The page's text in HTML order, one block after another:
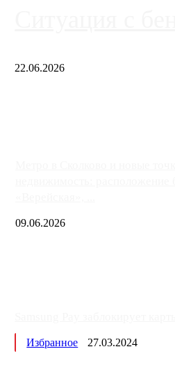
22.06.2026
09.06.2026
Избранное 27.03.2024